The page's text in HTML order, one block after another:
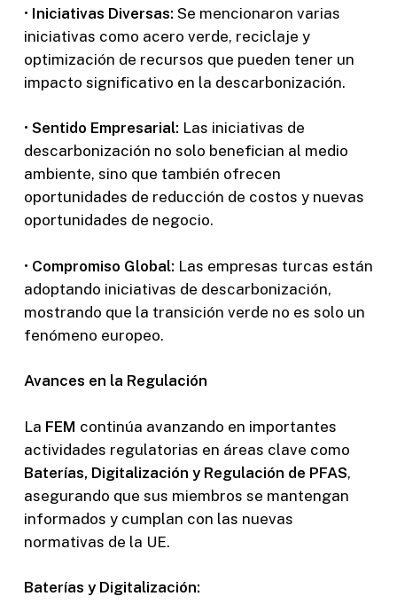
• Iniciativas Diversas: Se mencionaron varias
iniciativas como acero verde, reciclaje y
optimización de recursos que pueden tener un
impacto significativo en la descarbonización.
• Sentido Empresarial: Las iniciativas de
descarbonización no solo benefician al medio
ambiente, sino que también ofrecen
oportunidades de reducción de costos y nuevas
oportunidades de negocio.
• Compromiso Global: Las empresas turcas están
adoptando iniciativas de descarbonización,
mostrando que la transición verde no es solo un
fenómeno europeo.
Avances en la Regulación
La FEM continúa avanzando en importantes
actividades regulatorias en áreas clave como
Baterías, Digitalización y Regulación de PFAS,
asegurando que sus miembros se mantengan
informados y cumplan con las nuevas
normativas de la UE.
Baterías y Digitalización: